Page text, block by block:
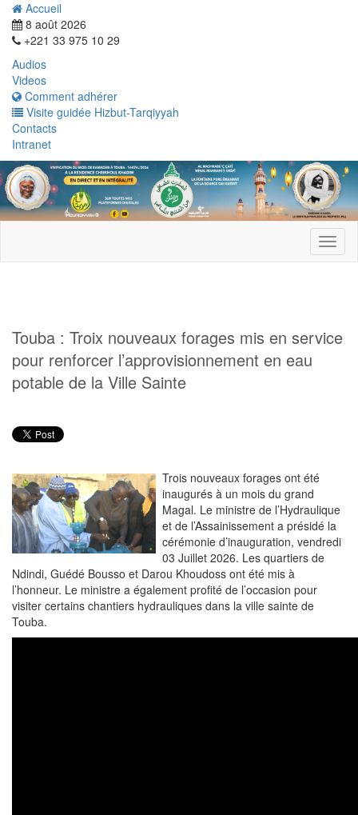
Accueil
8 août 2026
+221 33 975 10 29
Audios
Videos
Comment adhérer
Visite guidée Hizbut-Tarqiyyah
Contacts
Intranet
Touba : Troix nouveaux forages mis en service
pour renforcer l’approvisionnement en eau
potable de la Ville Sainte
Trois nouveaux forages ont été
inaugurés à un mois du grand
Magal. Le ministre de l’Hydraulique
et de l’Assainissement a présidé la
cérémonie d’inauguration, vendredi
03 Juillet 2026. Les quartiers de
Ndindi, Guédé Bousso et Darou Khoudoss ont été mis à
l’honneur. Le ministre a également profité de l’occasion pour
visiter certains chantiers hydrauliques dans la ville sainte de
Touba.